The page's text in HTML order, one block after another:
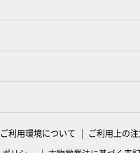
ご利用環境について
ご利用上の